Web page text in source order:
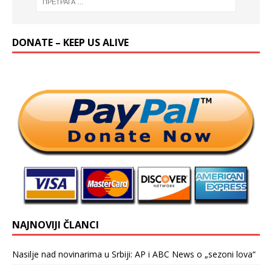
DONATE – KEEP US ALIVE
NAJNOVIJI ČLANCI
Nasilje nad novinarima u Srbiji: AP i ABC News o „sezoni lova“